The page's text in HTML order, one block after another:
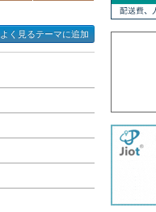
よく見るテーマに追加